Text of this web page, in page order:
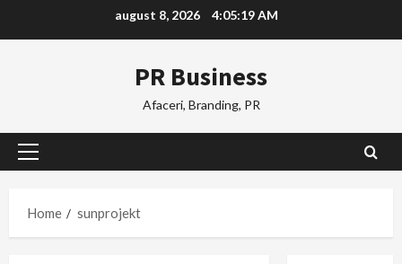
august 8, 2026 4:05:19 AM
PR Business
Afaceri, Branding, PR
Primary
Home
sunprojekt